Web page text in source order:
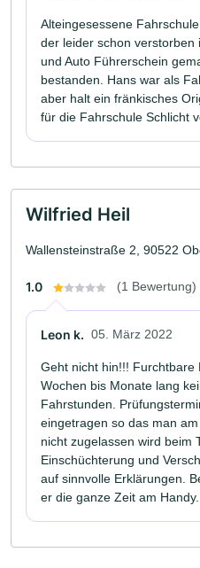
Alteingesessene
der leider schon verstorben
und Auto Führerschein
bestanden. Hans war als
aber halt ein fränkisches
für die Fahrschule Schlicht
Wilfried Heil
Wallensteinstraße 2, 90522
1.0 (1 Bewertung)
Leon k. 05. März 2022
Geht nicht hin!!!
Wochen bis Monate lang
Fahrstunden.
eingetragen so das man
nicht zugelassen wird beim
Einschüchterung und
auf sinnvolle Erklärungen.
er die ganze Zeit am Handy.